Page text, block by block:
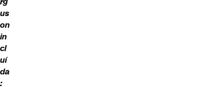
us
on
in
cl
uí
da
: